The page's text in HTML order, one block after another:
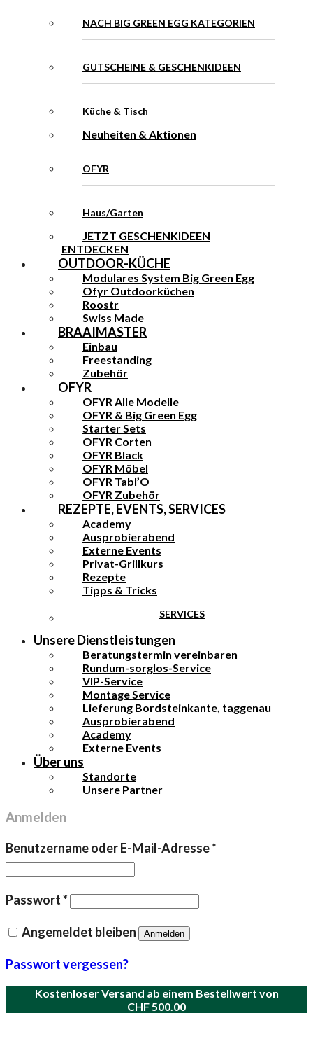
NACH BIG GREEN EGG KATEGORIEN
GUTSCHEINE & GESCHENKIDEEN
Küche & Tisch
Neuheiten & Aktionen
OFYR
Haus/Garten
JETZT GESCHENKIDEEN
ENTDECKEN
OUTDOOR-KÜCHE
Modulares System Big Green Egg
Ofyr Outdoorküchen
Roostr
Swiss Made
BRAAIMASTER
Einbau
Freestanding
Zubehör
OFYR
OFYR Alle Modelle
OFYR & Big Green Egg
Starter Sets
OFYR Corten
OFYR Black
OFYR Möbel
OFYR Tabl’O
OFYR Zubehör
REZEPTE, EVENTS, SERVICES
Academy
Ausprobierabend
Externe Events
Privat-Grillkurs
Rezepte
Tipps & Tricks
SERVICES
Unsere Dienstleistungen
Beratungstermin vereinbaren
Rundum-sorglos-Service
VIP-Service
Montage Service
Lieferung Bordsteinkante, taggenau
Ausprobierabend
Academy
Externe Events
Über uns
Standorte
Unsere Partner
Anmelden
Benutzername oder E-Mail-Adresse*
Passwort*Erforderlich
Angemeldet bleiben Anmelden
Passwort vergessen?
Kostenloser Versand ab einem Bestellwert von
CHF 500.00